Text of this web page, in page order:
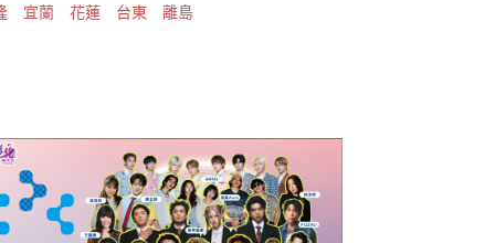
宜蘭 花蓮 台東 離島